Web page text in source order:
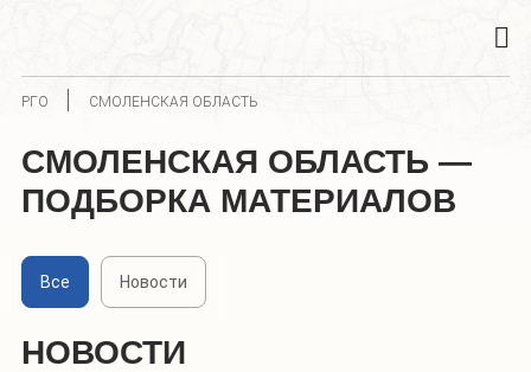
РГО СМОЛЕНСКАЯ ОБЛАСТЬ
СМОЛЕНСКАЯ ОБЛАСТЬ —
ПОДБОРКА МАТЕРИАЛОВ
Все Новости
НОВОСТИ